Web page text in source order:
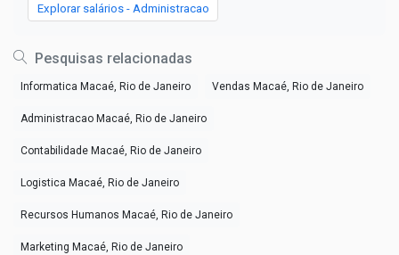
Explorar salários - Administracao
Pesquisas relacionadas
Informatica Macaé, Rio de Janeiro Vendas Macaé, Rio de Janeiro
Administracao Macaé, Rio de Janeiro
Contabilidade Macaé, Rio de Janeiro
Logistica Macaé, Rio de Janeiro
Recursos Humanos Macaé, Rio de Janeiro
Marketing Macaé, Rio de Janeiro